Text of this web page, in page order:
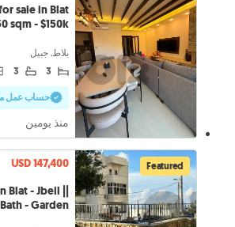
sale in Blat
sqm - $150k
بلاط, جبيل
3
3
حساب عمل
منذ يومين
Featured
USD 147,400
Blat - Jbeil |
- Garden|